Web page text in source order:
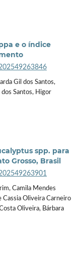
e o índice
Gil dos Santos,
dos Santos, Higor
spp. para
Grosso, Brasil
Camila Mendes
Cassia Oliveira Carneiro
Oliveira, Bárbara